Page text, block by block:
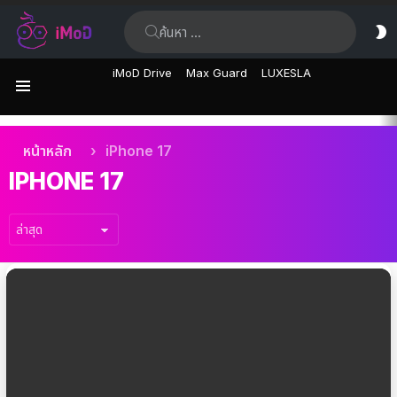
iMoD Drive Max Guard LUXESLA
เรื่อง
ล่าสุด
คุณอยู่ที่นี่:
หน้าหลัก iPhone 17
IPHONE 17
เรื่อง